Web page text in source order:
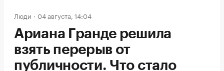
Люди 04 августа, 14:04
Ариана Гранде решила
взять перерыв от
публичности. Что стало